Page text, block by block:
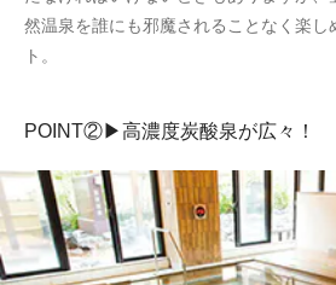
然温泉を誰にも邪魔されることなく楽し
ト。
POINT②▶高濃度炭酸泉が広々！